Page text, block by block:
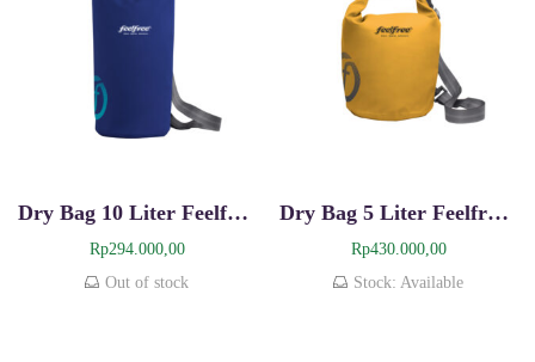
Dry Bag 10 Liter Feelfree Dry Tube
Rp294.000,00
Out of stock
Dry Bag 5 Liter Feelfree Dry Tube
Rp430.000,00
Stock: Available